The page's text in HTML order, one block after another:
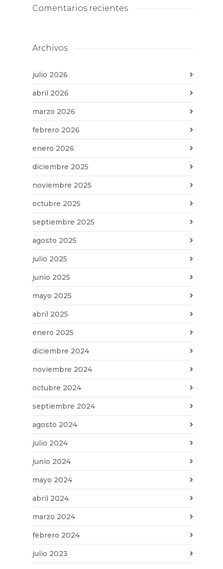
Comentarios recientes
Archivos
julio 2026
abril 2026
marzo 2026
febrero 2026
enero 2026
diciembre 2025
noviembre 2025
octubre 2025
septiembre 2025
agosto 2025
julio 2025
junio 2025
mayo 2025
abril 2025
enero 2025
diciembre 2024
noviembre 2024
octubre 2024
septiembre 2024
agosto 2024
julio 2024
junio 2024
mayo 2024
abril 2024
marzo 2024
febrero 2024
julio 2023